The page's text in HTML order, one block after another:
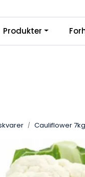
stillinger |
Produkter
Cauliflower 7kg